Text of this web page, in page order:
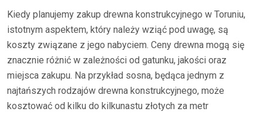
Kiedy planujemy zakup drewna konstrukcyjnego w Toruniu,
istotnym aspektem, który należy wziąć pod uwagę, są
koszty związane z jego nabyciem. Ceny drewna mogą się
znacznie różnić w zależności od gatunku, jakości oraz
miejsca zakupu. Na przykład sosna, będąca jednym z
najtańszych rodzajów drewna konstrukcyjnego, może
kosztować od kilku do kilkunastu złotych za metr